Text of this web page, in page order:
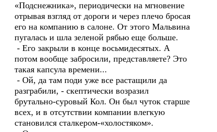
«Подснежника», периодически на мгновение
отрывая взгляд от дороги и через плечо бросая
его на компанию в салоне. От этого Мальвина
пугалась и шла зеленой рябью еще больше.
- Его закрыли в конце восьмидесятых. А
потом вообще забросили, представляете? Это
такая капсула времени...
- Ой, да там поди уже все растащили да
разграбили, - скептически возразил
брутально-суровый Кол. Он был чуток старше
всех, и в отсутствии компании влегкую
становился сталкером-«холостяком».